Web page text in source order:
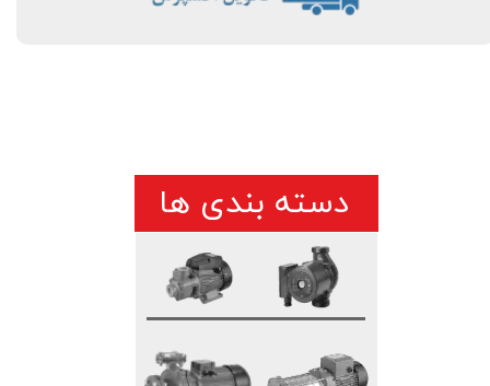
دسته بندی ها